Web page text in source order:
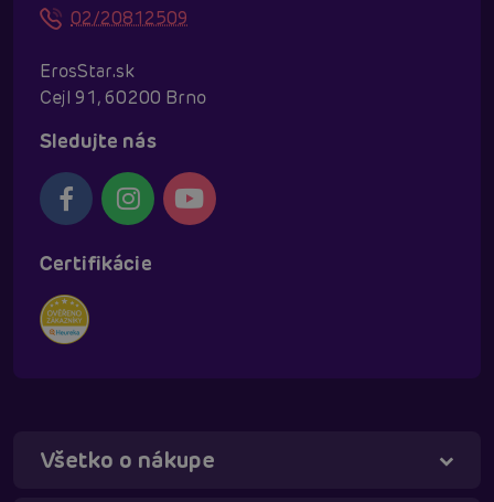
02/20812509
ErosStar.sk
Cejl 91, 60200 Brno
Sledujte nás
Certifikácie
Všetko o nákupe
Táňa - virtuálna asistentka